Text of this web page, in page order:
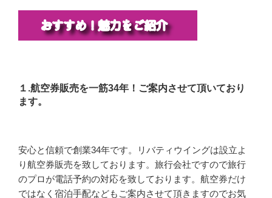
１.航空券販売を一筋34年！ご案内させて頂いており
ます。
安心と信頼で創業34年です。リバティウイングは設立よ
り航空券販売を致しております。旅行会社ですので旅行
のプロが電話予約の対応を致しております。航空券だけ
ではなく宿泊手配などもご案内させて頂きますのでお気